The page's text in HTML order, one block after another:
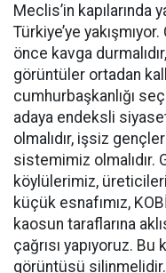
Meclis’in kapılarında
Türkiye’ye
önce kavga
görüntüler ortadan
cumhurbaşkanlığı
adaya endeksli siyaset
olmalıdır, işsiz
sistemimiz
köylülerimiz,
küçük esnafımız,
kaosun taraflarına
çağrısı yapıyoruz.
görüntüsü silinmelidir.